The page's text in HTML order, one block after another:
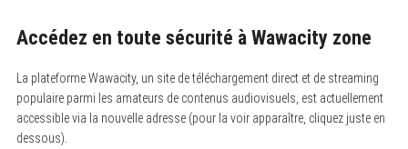
Accédez en toute sécurité à Wawacity zone
La plateforme Wawacity, un site de téléchargement direct et de streaming
populaire parmi les amateurs de contenus audiovisuels, est actuellement
accessible via la nouvelle adresse (pour la voir apparaître, cliquez juste en
dessous).